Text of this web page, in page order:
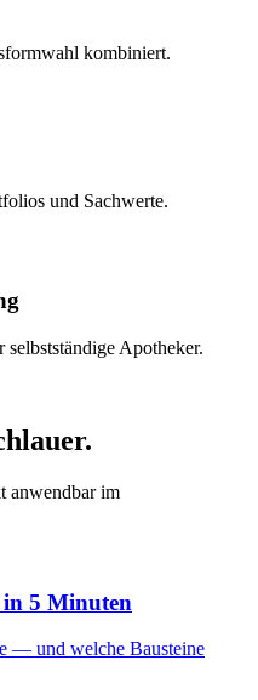
kombiniert.
und Sachwerte.
Apotheker.
anwendbar im
in 5 Minuten
— und welche Bausteine